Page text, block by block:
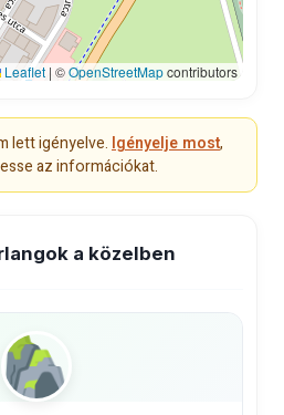
Leaflet | ©OpenStreetMapcontributors
lett igényelve. Igényelje most,
az információkat.
a közelben